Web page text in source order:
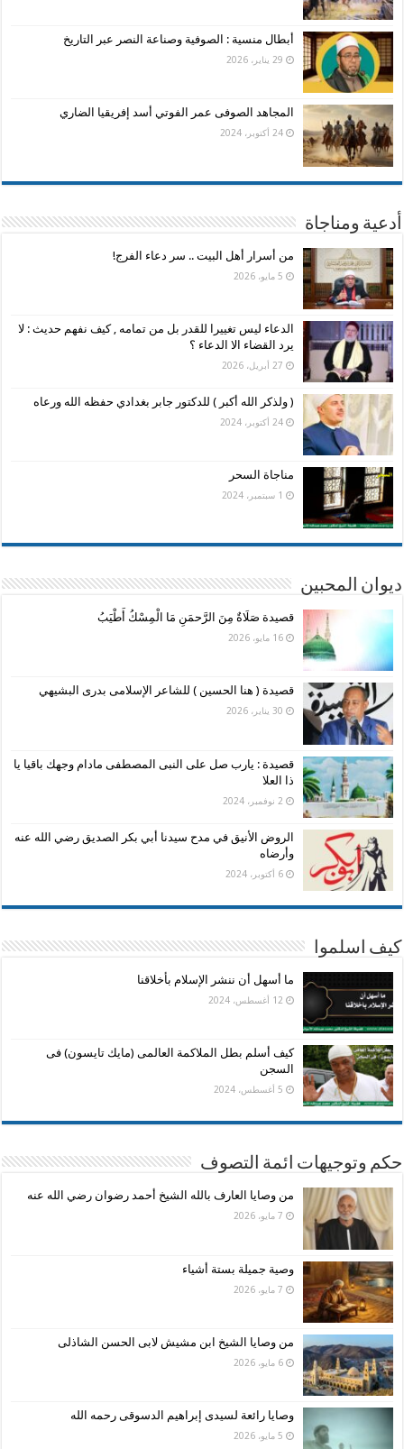
أبطال منسية : الصوفية وصناعة النصر عبر التاريخ
29 يناير، 2026
المجاهد الصوفى عمر الفوتي أسد إفريقيا الضاري
24 أكتوبر، 2024
أدعية ومناجاة
من أسرار أهل البيت .. سر دعاء الفرج!
5 مايو، 2026
الدعاء ليس تغييرا للقدر بل من تمامه , كيف نفهم حديث : لا
يرد القضاء الا الدعاء ؟
27 أبريل، 2026
( ولذكر الله أكبر ) للدكتور جابر بغدادي حفظه الله ورعاه
24 أكتوبر، 2024
مناجاة السحر
1 سبتمبر، 2024
ديوان المحبين
قصيدة صَلَاةٌ مِنَ الرَّحمَنِ مَا الْمِسْكُ أَطْيَبُ
16 مايو، 2026
قصيدة ( هنا الحسين ) للشاعر الإسلامى بدرى البشيهي
30 يناير، 2026
قصيدة : يارب صل على النبى المصطفى مادام وجهك باقيا يا
ذا العلا
2 نوفمبر، 2024
الروض الأنيق في مدح سيدنا أبي بكر الصديق رضي الله عنه
وأرضاه
6 أكتوبر، 2024
كيف اسلموا
ما أسهل أن ننشر الإسلام بأخلاقنا
12 أغسطس، 2024
كيف أسلم بطل الملاكمة العالمى (مايك تايسون) فى
السجن
5 أغسطس، 2024
حكم وتوجيهات ائمة التصوف
من وصايا العارف بالله الشيخ أحمد رضوان رضي الله عنه
7 مايو، 2026
وصية جميلة بستة أشياء
7 مايو، 2026
من وصايا الشيخ ابن مشيش لابى الحسن الشاذلى
6 مايو، 2026
وصايا رائعة لسيدى إبراهيم الدسوقى رحمه الله
5 مايو، 2026